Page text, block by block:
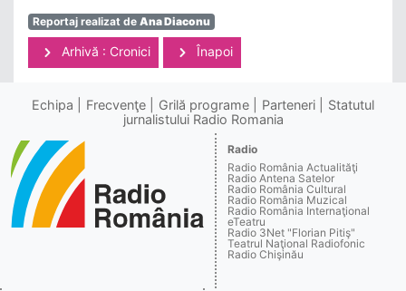
Reportaj realizat de Ana Diaconu
Arhivă : Cronici Înapoi
Echipa Frecvenţe Grilă programe Parteneri
Statutul
jurnalistului Radio Romania
Radio
Radio România Actualităţi
Radio Antena Satelor
Radio România Cultural
Radio România Muzical
Radio România Internaţional
eTeatru
Radio 3Net "Florian Pitiş"
Teatrul Naţional Radiofonic
Radio Chişinău